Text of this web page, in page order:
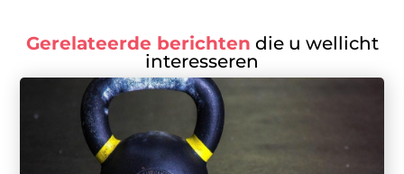
Gerelateerde berichten die u wellicht
interesseren